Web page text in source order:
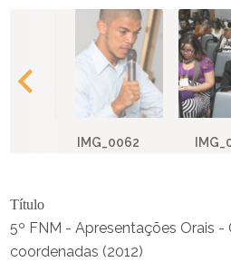
IMG_0062
Título
5º FNM - Apresentações Orais -
coordenadas (2012)